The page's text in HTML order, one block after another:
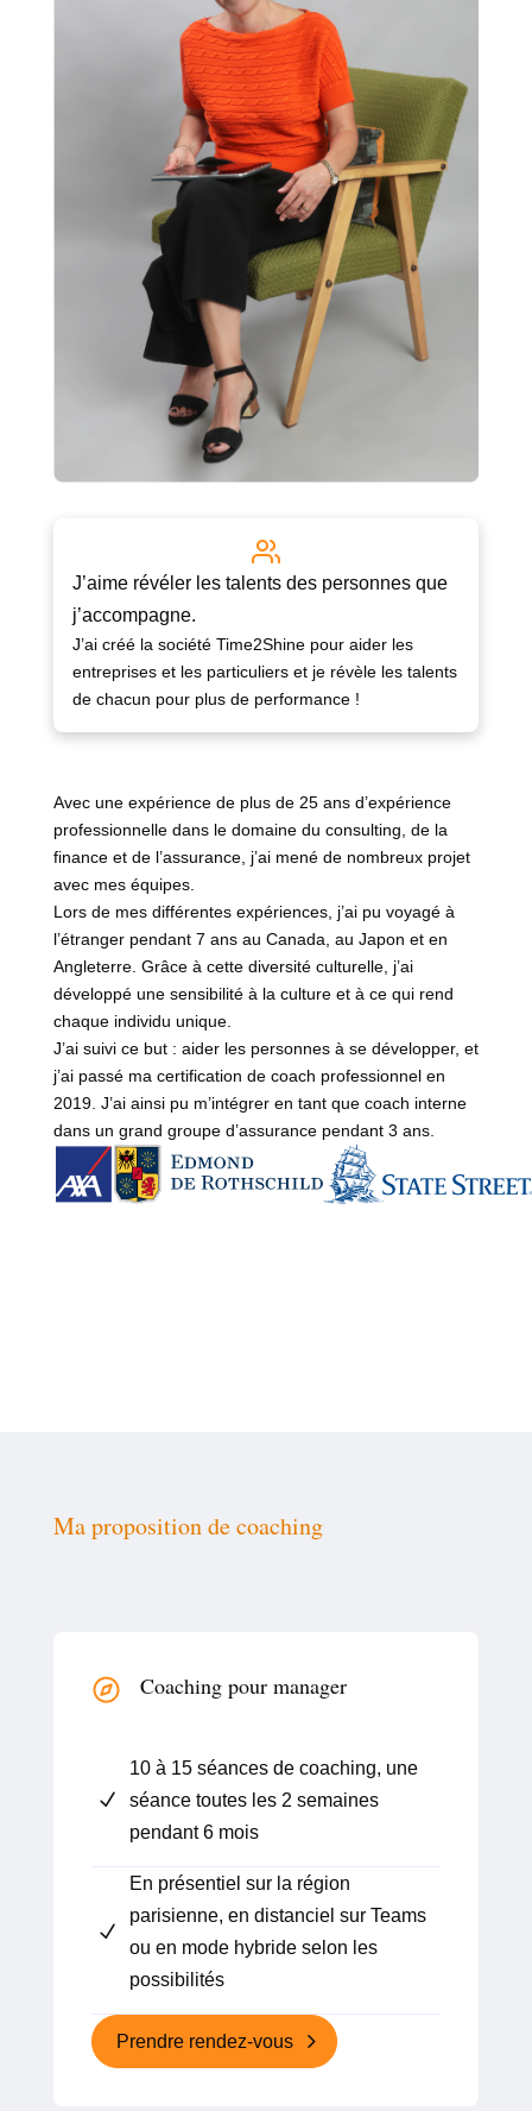
J’aime révéler les talents des personnes que
j’accompagne.
J’ai créé la société Time2Shine pour aider les
entreprises et les particuliers et je révèle les talents
de chacun pour plus de performance !
Avec une expérience de plus de 25 ans d’expérience
professionnelle dans le domaine du consulting, de la
finance et de l’assurance, j’ai mené de nombreux projet
avec mes équipes.
Lors de mes différentes expériences, j’ai pu voyagé à
l’étranger pendant 7 ans au Canada, au Japon et en
Angleterre. Grâce à cette diversité culturelle, j’ai
développé une sensibilité à la culture et à ce qui rend
chaque individu unique.
J’ai suivi ce but : aider les personnes à se développer, et
j’ai passé ma certification de coach professionnel en
2019. J’ai ainsi pu m’intégrer en tant que coach interne
dans un grand groupe d’assurance pendant 3 ans.
Ma proposition de coaching
Coaching pour manager
N
10 à 15 séances de coaching, une
séance toutes les 2 semaines
pendant 6 mois
N
En présentiel sur la région
parisienne, en distanciel sur Teams
ou en mode hybride selon les
possibilités
Prendre rendez-vous